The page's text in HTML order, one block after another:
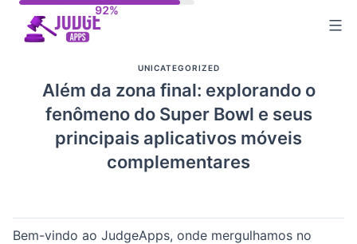
UNICATEGORIZED
Além da zona final: explorando o
fenômeno do Super Bowl e seus
principais aplicativos móveis
complementares
Bem-vindo ao JudgeApps, onde mergulhamos no